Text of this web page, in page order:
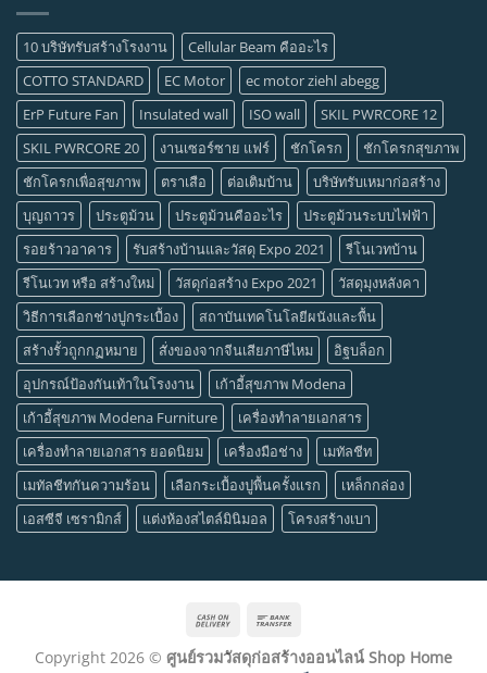
10 บริษัทรับสร้างโรงงาน
Cellular Beam คืออะไร
COTTO STANDARD
EC Motor
ec motor ziehl abegg
ErP Future Fan
Insulated wall ISO wall
SKIL PWRCORE 12
SKIL PWRCORE 20
งานเซอร์ซาย แฟร์ ชักโครก
ชักโครกสุขภาพ
ชักโครกเพื่อสุขภาพ
ตราเสือ ต่อเติมบ้าน
บริษัทรับเหมาก่อสร้าง
บุญถาวร
ประตูม้วน ประตูม้วนคืออะไร
ประตูม้วนระบบไฟฟ้า
รอยร้าวอาคาร
รับสร้างบ้านและวัสดุ Expo 2021
รีโนเวทบ้าน
รีโนเวท หรือ สร้างใหม่
วัสดุก่อสร้าง Expo 2021
วัสดุมุงหลังคา
วิธีการเลือกช่างปูกระเบื้อง
สถาบันเทคโนโลยีผนังและพื้น
สร้างรั้วถูกกฏหมาย
สั่งของจากจีนเสียภาษีไหม
อิฐบล็อก
อุปกรณ์ป้องกันเท้าในโรงงาน
เก้าอี้สุขภาพ Modena
เก้าอี้สุขภาพ Modena Furniture
เครื่องทำลายเอกสาร
เครื่องทำลายเอกสาร ยอดนิยม
เครื่องมือช่าง
เมทัลชีท
เมทัลชีทกันความร้อน
เลือกระเบื้องปูพื้นครั้งแรก
เหล็กกล่อง
เอสซีจี เซรามิกส์
แต่งห้องสไตล์มินิมอล โครงสร้างเบา
Cash
Delivery
Copyright 2026 © ศูนย์รวมวัสดุก่อสร้างออนไลน์ Shop Home